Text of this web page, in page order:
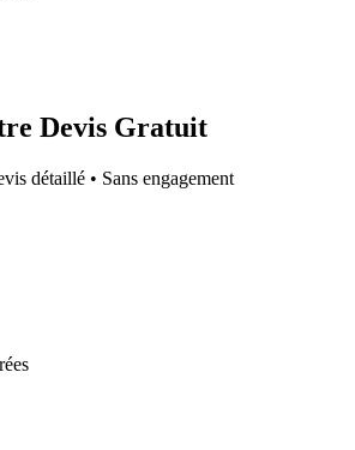
Devis Gratuit
détaillé • Sans engagement